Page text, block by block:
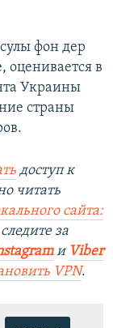
фон дер
в
Украины
страны
доступ к
читать
сайта:
следите за
и Viber
VPN.